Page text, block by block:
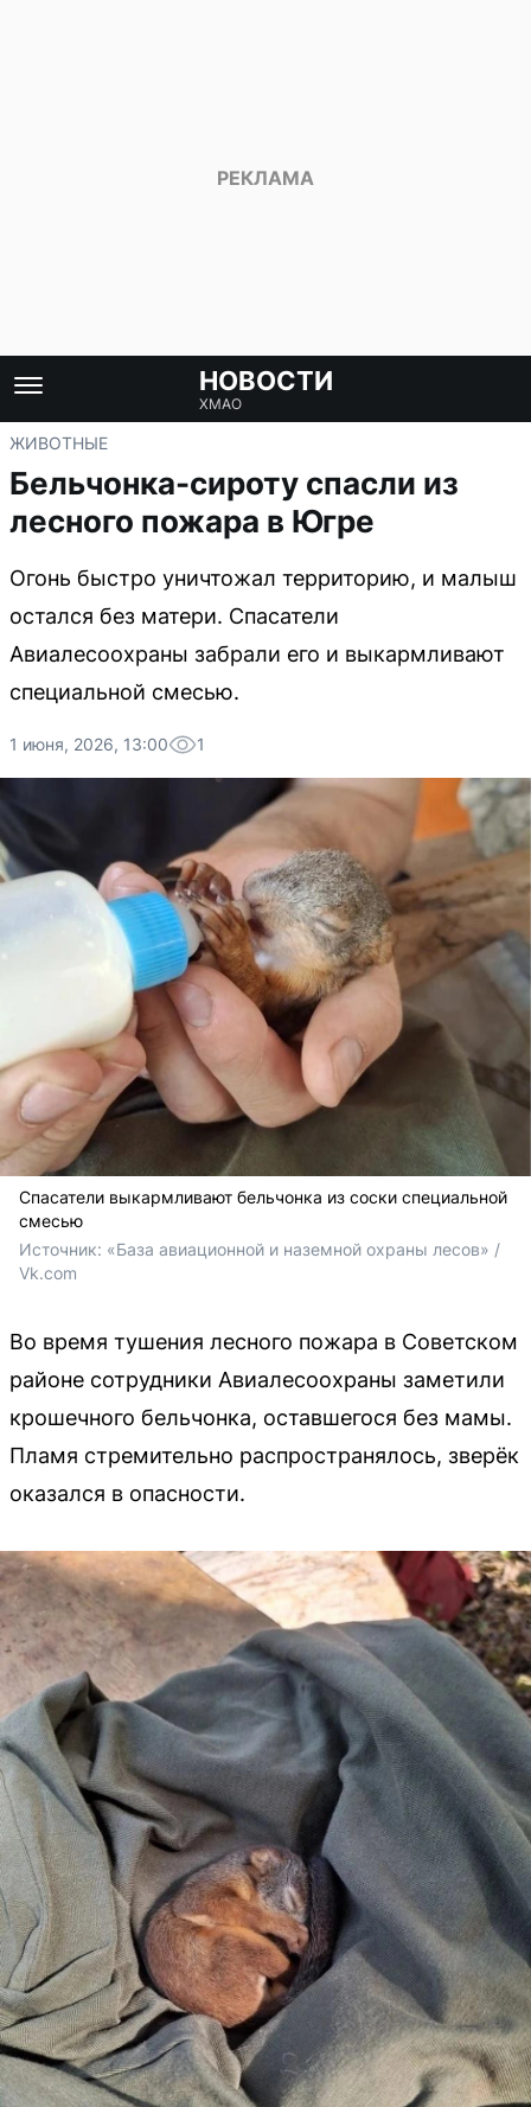
НОВОСТИ
ХМАО
ЖИВОТНЫЕ
Бельчонка-сироту спасли из
лесного пожара в Югре
Огонь быстро уничтожал территорию, и малыш
остался без матери. Спасатели
Авиалесоохраны забрали его и выкармливают
специальной смесью.
1 июня, 2026, 13:00 1
Спасатели выкармливают бельчонка из соски специальной
смесью
Источник: «База авиационной и наземной охраны лесов» /
Vk.com
Во время тушения лесного пожара в Советском
районе сотрудники Авиалесоохраны заметили
крошечного бельчонка, оставшегося без мамы.
Пламя стремительно распространялось, зверёк
оказался в опасности.